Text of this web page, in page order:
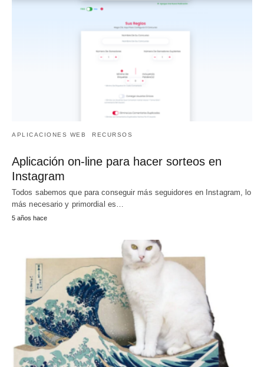
APLICACIONES WEB RECURSOS
Aplicación on-line para hacer sorteos en
Instagram
Todos sabemos que para conseguir más seguidores en Instagram, lo
más necesario y primordial es…
5 años hace